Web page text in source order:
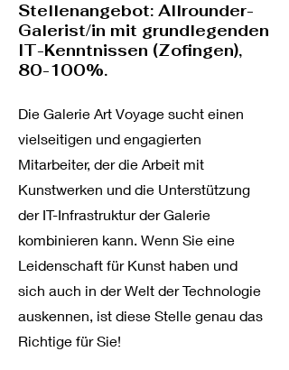
Stellenangebot: Allrounder-
Galerist/in mit grundlegenden
IT-Kenntnissen (Zofingen),
80-100%.
Die Galerie Art Voyage sucht einen
vielseitigen und engagierten
Mitarbeiter, der die Arbeit mit
Kunstwerken und die Unterstützung
der IT-Infrastruktur der Galerie
kombinieren kann. Wenn Sie eine
Leidenschaft für Kunst haben und
sich auch in der Welt der Technologie
auskennen, ist diese Stelle genau das
Richtige für Sie!